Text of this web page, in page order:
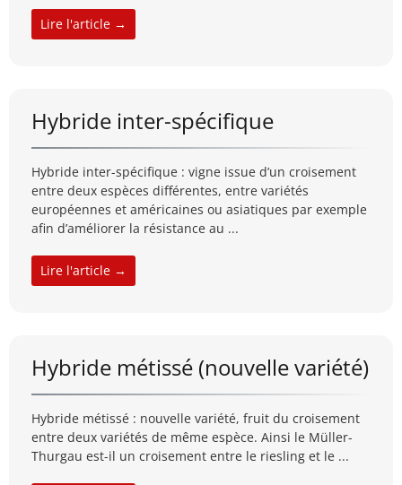
Lire l'article →
Hybride inter-spécifique
Hybride inter-spécifique : vigne issue d’un croisement
entre deux espèces différentes, entre variétés
européennes et américaines ou asiatiques par exemple
afin d’améliorer la résistance au ...
Lire l'article →
Hybride métissé (nouvelle variété)
Hybride métissé : nouvelle variété, fruit du croisement
entre deux variétés de même espèce. Ainsi le Müller-
Thurgau est-il un croisement entre le riesling et le ...